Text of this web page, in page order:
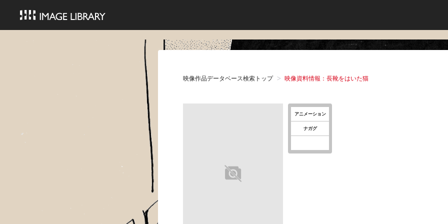
映像作品データベース検索トップ 映像資料情報：長靴をはいた猫
アニメーション
ナガグ